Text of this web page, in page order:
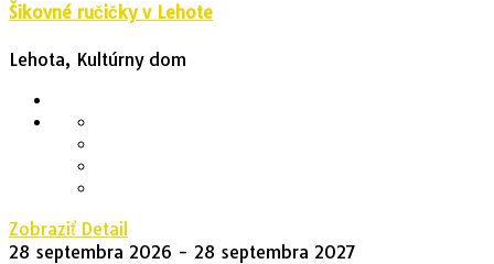
Šikovné ručičky v Lehote
Lehota, Kultúrny dom
Zobraziť Detail
28 septembra 2026 - 28 septembra 2027